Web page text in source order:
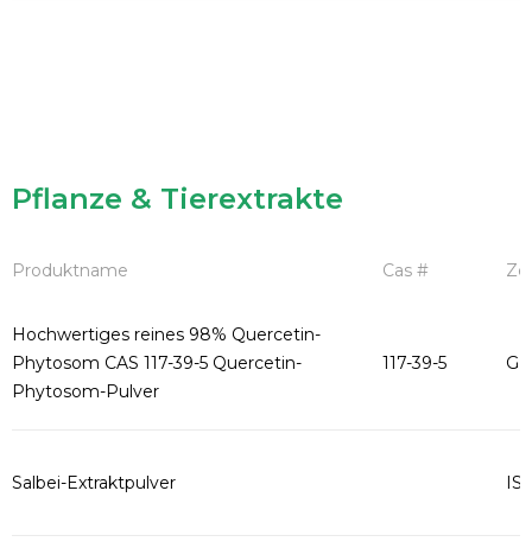
Pflanze & Tierextrakte
Produktname Cas #
Hochwertiges reines 98% Quercetin-
Phytosom CAS 117-39-5 Quercetin-
Phytosom-Pulver
117-39-5
Salbei-Extraktpulver